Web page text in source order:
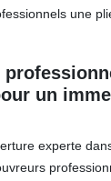
une
un
experte